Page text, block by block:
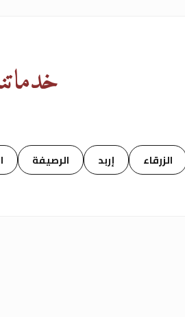
الزرقاء إربد الرصيفة